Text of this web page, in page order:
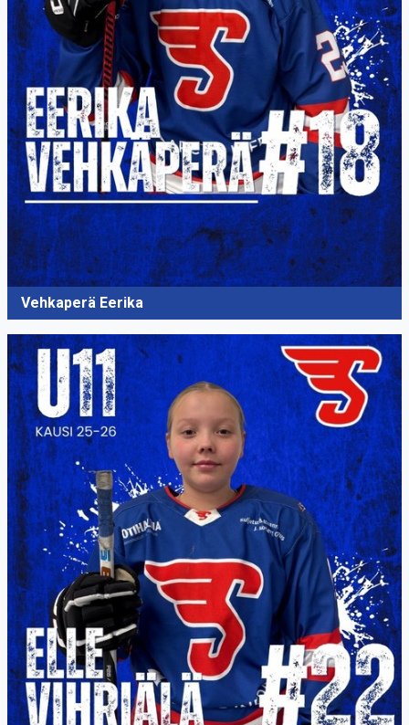
Vehkaperä Eerika